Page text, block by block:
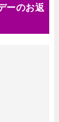
ーのお返